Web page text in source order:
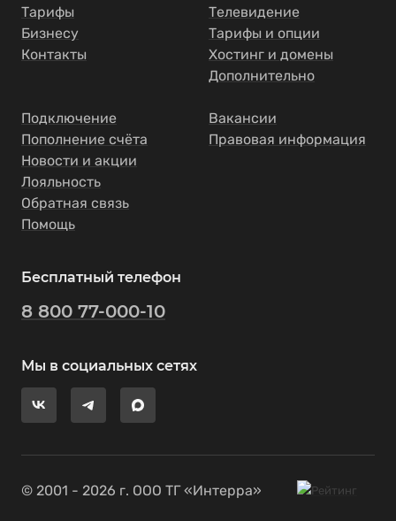
Тарифы
Бизнесу
Контакты
Телевидение
Тарифы и опции
Хостинг и домены
Дополнительно
Подключение
Пополнение счёта
Новости и акции
Лояльность
Обратная связь
Помощь
Вакансии
Правовая информация
Бесплатный телефон
8 800 77-000-10
Мы в социальных сетях
© 2001 - 2026 г. ООО ТГ «Интерра»